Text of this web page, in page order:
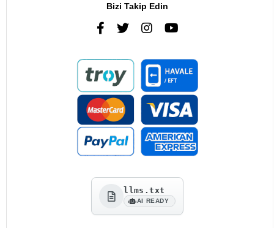
Bizi Takip Edin
llms.txt
AI READY